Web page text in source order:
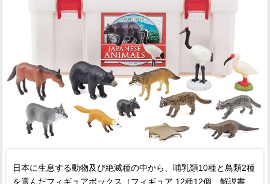
日本に生息する動物及び絶滅種の中から、哺乳類10種と鳥類2種
を選んだフィギュアボックス（フィギュア 12種12個、解説書